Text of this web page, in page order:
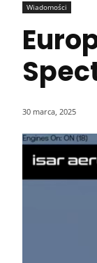
Wiadomości
30 marca, 2025